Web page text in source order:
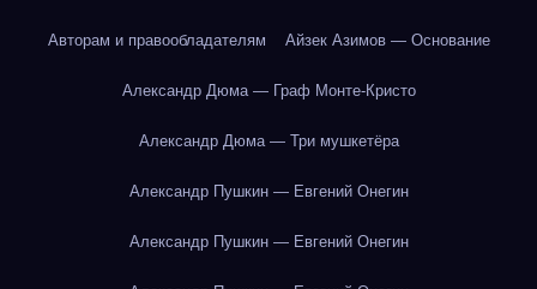
Авторам и правообладателям Айзек Азимов — Основание
Александр Дюма — Граф Монте-Кристо
Александр Дюма — Три мушкетёра
Александр Пушкин — Евгений Онегин
Александр Пушкин — Евгений Онегин